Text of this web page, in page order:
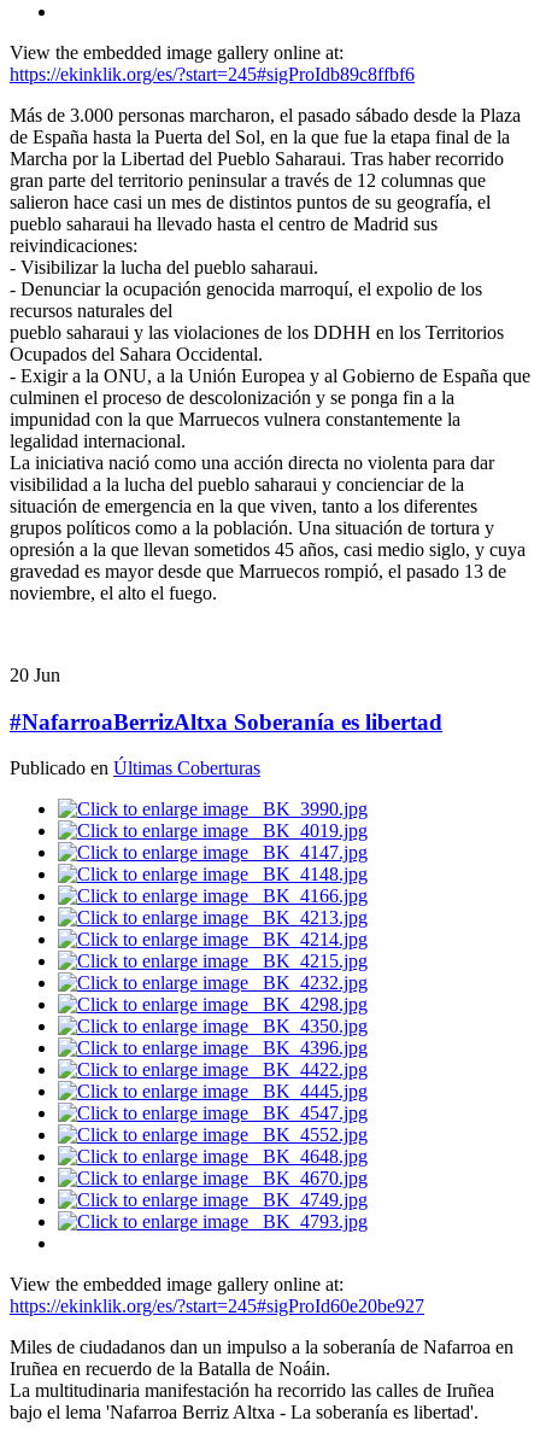
View the embedded image gallery online at:
https://ekinklik.org/es/?start=245#sigProIdb89c8ffbf6
Más de 3.000 personas marcharon, el pasado sábado desde la Plaza
de España hasta la Puerta del Sol, en la que fue la etapa final de la
Marcha por la Libertad del Pueblo Saharaui. Tras haber recorrido
gran parte del territorio peninsular a través de 12 columnas que
salieron hace casi un mes de distintos puntos de su geografía, el
pueblo saharaui ha llevado hasta el centro de Madrid sus
reivindicaciones:
- Visibilizar la lucha del pueblo saharaui.
- Denunciar la ocupación genocida marroquí, el expolio de los
recursos naturales del
pueblo saharaui y las violaciones de los DDHH en los Territorios
Ocupados del Sahara Occidental.
- Exigir a la ONU, a la Unión Europea y al Gobierno de España que
culminen el proceso de descolonización y se ponga fin a la
impunidad con la que Marruecos vulnera constantemente la
legalidad internacional.
La iniciativa nació como una acción directa no violenta para dar
visibilidad a la lucha del pueblo saharaui y concienciar de la
situación de emergencia en la que viven, tanto a los diferentes
grupos políticos como a la población. Una situación de tortura y
opresión a la que llevan sometidos 45 años, casi medio siglo, y cuya
gravedad es mayor desde que Marruecos rompió, el pasado 13 de
noviembre, el alto el fuego.
20 Jun
#NafarroaBerrizAltxa Soberanía es libertad
Publicado en Últimas Coberturas
View the embedded image gallery online at:
https://ekinklik.org/es/?start=245#sigProId60e20be927
Miles de ciudadanos dan un impulso a la soberanía de Nafarroa en
Iruñea en recuerdo de la Batalla de Noáin.
La multitudinaria manifestación ha recorrido las calles de Iruñea
bajo el lema 'Nafarroa Berriz Altxa - La soberanía es libertad'.